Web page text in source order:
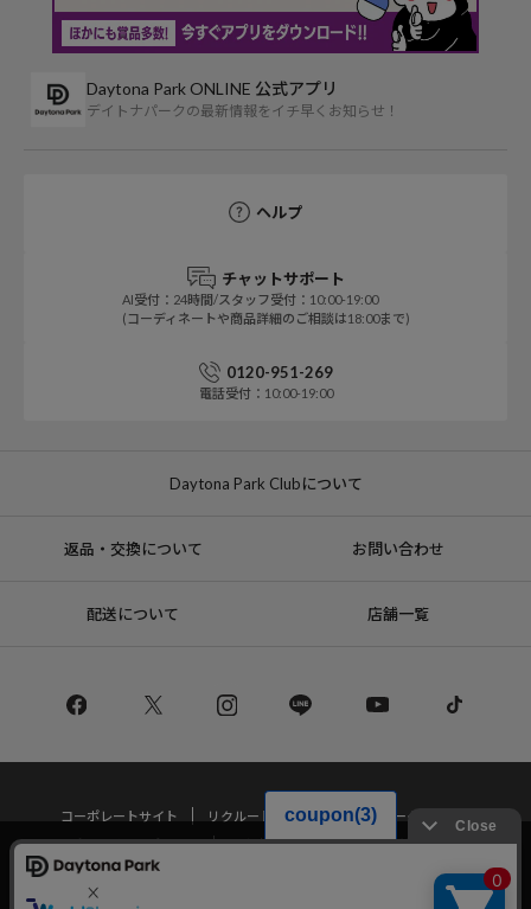
Daytona Park ONLINE 公式アプリ
デイトナパークの最新情報をイチ早くお知らせ！
ヘルプ
チャットサポート
AI受付：24時間/スタッフ受付：10:00-19:00
(コーディネートや商品詳細のご相談は18:00まで)
0120-951-269
電話受付：10:00-19:00
Daytona Park Clubについて
返品・交換について お問い合わせ
配送について 店舗一覧
コーポレートサイト リクルート
サステナブルマークについて
プライバシーポリシー
特定商取引法・古物営業法に基づく表記
当サイトでは利用体験の向上およびコンテンツの最適な提供、トラフィック
の分析を目的としてCookieを使用しています。